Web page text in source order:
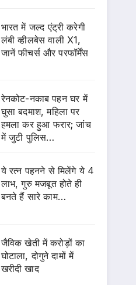
भारत में जल्द एंट्री करेगी
लंबी व्हीलबेस वाली X1,
जानें फीचर्स और परफॉर्मेंस
रेनकोट-नकाब पहन घर में
घुसा बदमाश, महिला पर
हमला कर हुआ फरार; जांच
में जुटी पुलिस…
ये रत्न पहनने से मिलेंगे ये 4
लाभ, गुरु मजबूत होते ही
बनते हैं सारे काम…
जैविक खेती में करोड़ों का
घोटाला, दोगुने दामों में
खरीदी खाद